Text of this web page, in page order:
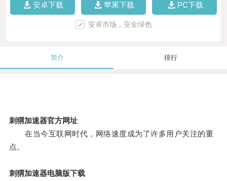
安卓下载 苹果下载 PC下载
安卓市场，安全绿色
简介 排行
刺猬加速器官方网址
在当今互联网时代，网络速度成为了许多用户关注的重
点。
刺猬加速器电脑版下载